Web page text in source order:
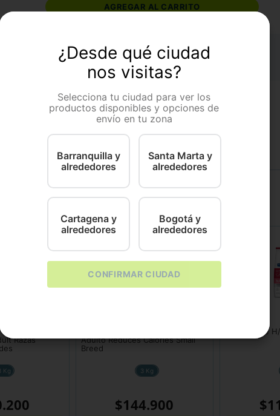
AGREGAR AL CARRITO
Adicional
PEDIGREE POUCH ADULTO POLLO-SALSA X100Gr
Pro Plan
Razas
Kg
.200
Adulto Reduces Calories Small
Breed
3 Kg
$144.900
Hills Canine
$
¿Desde qué ciudad
nos visitas?
Selecciona tu ciudad para ver los
productos disponibles y opciones de
envío en tu zona
Barranquilla y
alrededores
Santa Marta y
alrededores
Cartagena y
alrededores
Bogotá y
alrededores
CONFIRMAR CIUDAD